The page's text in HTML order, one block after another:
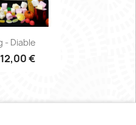
- Diable
12,00 €